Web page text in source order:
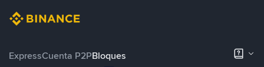
ExpressCuenta P2PBloques